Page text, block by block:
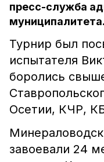
пресс-служба
муниципалитета.
Турнир был
испытателя
боролись
Осетии, КЧР,
завоевали 24